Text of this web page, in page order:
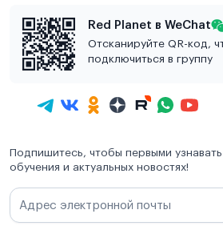
Red Planet в WeChat
Отсканируйте QR-код,
подключиться в группу
Подпишитесь, чтобы первыми
обучения и актуальных новостях!